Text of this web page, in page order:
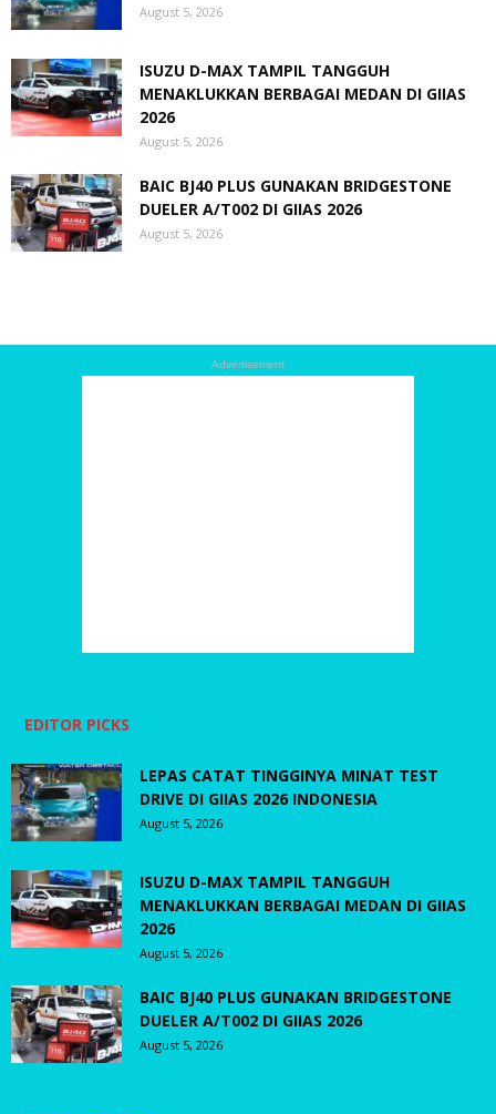
August 5, 2026
ISUZU D-MAX TAMPIL TANGGUH
MENAKLUKKAN BERBAGAI MEDAN DI GIIAS
2026
August 5, 2026
BAIC BJ40 PLUS GUNAKAN BRIDGESTONE
DUELER A/T002 DI GIIAS 2026
August 5, 2026
Advertisement
EDITOR PICKS
LEPAS CATAT TINGGINYA MINAT TEST
DRIVE DI GIIAS 2026 INDONESIA
August 5, 2026
ISUZU D-MAX TAMPIL TANGGUH
MENAKLUKKAN BERBAGAI MEDAN DI GIIAS
2026
August 5, 2026
BAIC BJ40 PLUS GUNAKAN BRIDGESTONE
DUELER A/T002 DI GIIAS 2026
August 5, 2026